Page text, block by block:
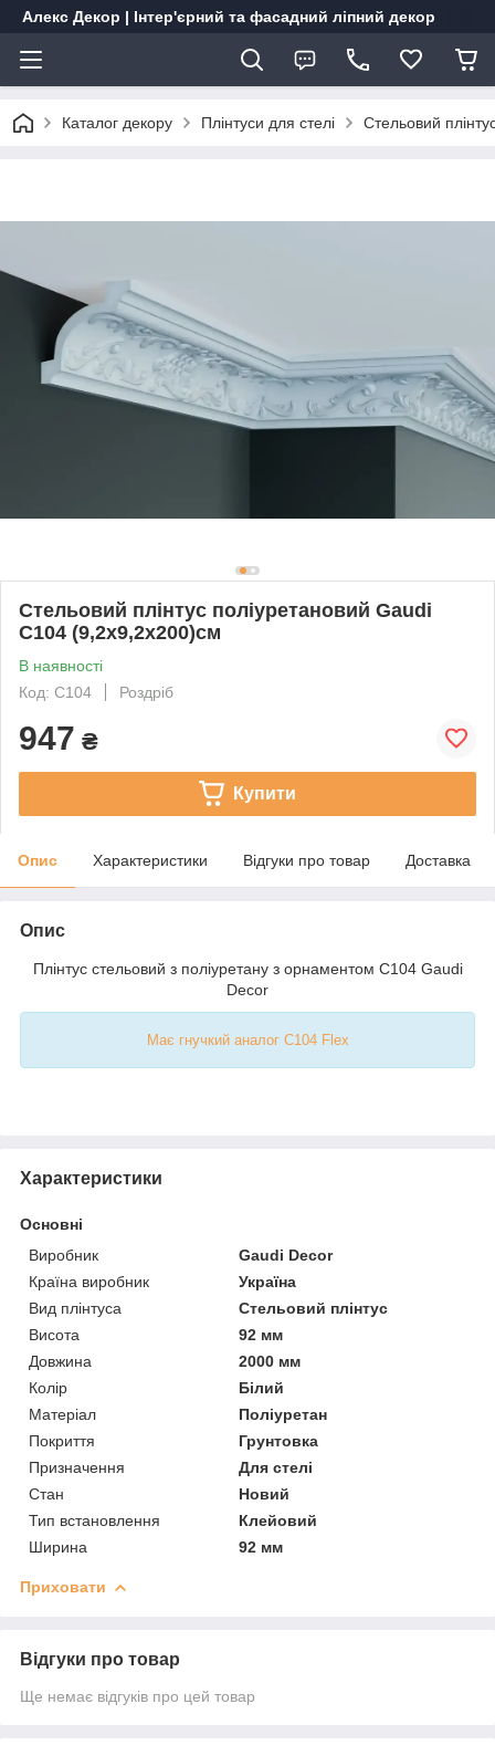
Алекс Декор | Інтер'єрний та фасадний ліпний декор
Каталог декору Плінтуси для стелі Стельовий
Стельовий плінтус поліуретановий Gaudi
C104 (9,2х9,2х200)см
В наявності
Код: C104
Роздріб
947 ₴
Купити
Опис Характеристики Відгуки про товар Доставка
Опис
Плінтус стельовий з поліуретану з орнаментом C104 Gaudi
Decor
Має гнучкий аналог C104 Flex
Характеристики
Основні
Виробник
Gaudi Decor
Країна виробник
Україна
Вид плінтуса
Стельовий плінтус
Висота
92 мм
Довжина
2000 мм
Колір
Білий
Матеріал
Поліуретан
Покриття
Грунтовка
Призначення
Для стелі
Стан
Новий
Тип встановлення
Клейовий
Ширина
92 мм
Приховати
Відгуки про товар
Ще немає відгуків про цей товар